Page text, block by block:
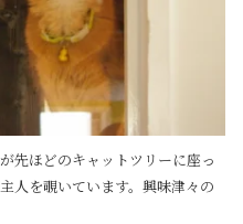
先ほどのキャットツリーに座っ
人を覗いています。興味津々の